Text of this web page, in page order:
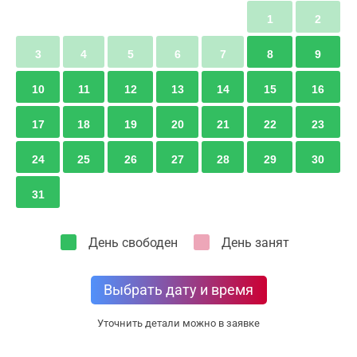
1 2
3 4 5 6 7 8 9
10 11 12 13 14 15 16
17 18 19 20 21 22 23
24 25 26 27 28 29 30
31
День свободен День занят
Выбрать дату и время
Уточнить детали можно в заявке